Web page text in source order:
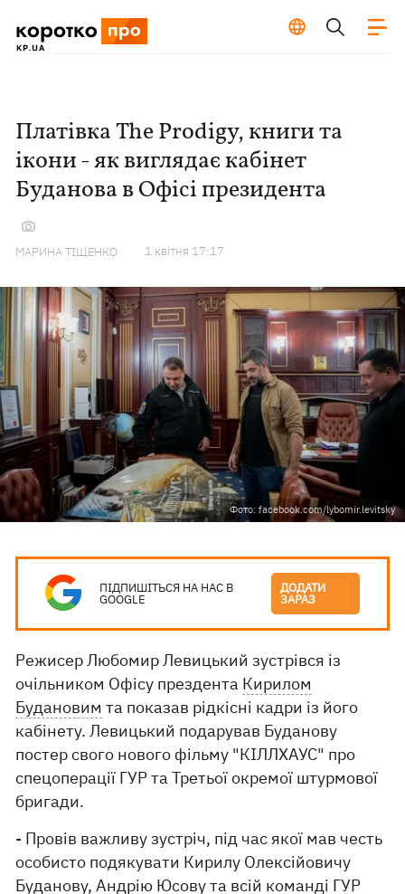
Платівка The Prodigy, книги та
ікони - як виглядає кабінет
Буданова в Офісі президента
МАРИНА ТІЩЕНКО 1 квiтня 17:17
Фото: facebook.com/lybomir.levitsky
ПІДПИШІТЬСЯ НА НАС В
GOOGLE
ДОДАТИ
ЗАРАЗ
Режисер Любомир Левицький зустрівся із
очільником Офісу прездента Кирилом
Будановим та показав рідкісні кадри із його
кабінету. Левицький подарував Буданову
постер свого нового фільму "КІЛЛХАУС" про
спецоперації ГУР та Третьої окремої штурмової
бригади.
- Провів важливу зустріч, під час якої мав честь
особисто подякувати Кирилу Олексійовичу
Буданову, Андрію Юсову та всій команді ГУР